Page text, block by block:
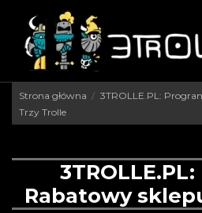
Strona główna
3TROLLE.PL:
Trzy Trolle
Rabatowy